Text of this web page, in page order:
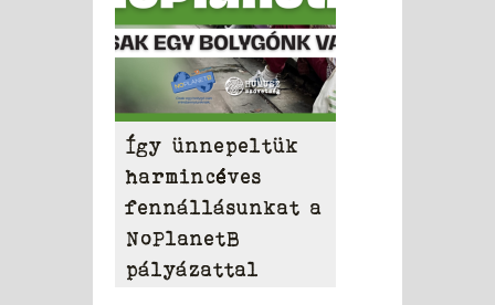
Így ünnepeltük
harmincéves
fennállásunkat a
NoPlanetB
pályázattal